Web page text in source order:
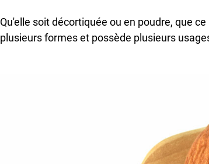
Qu'elle soit décortiquée ou en poudre, que
plusieurs formes et possède plusieurs